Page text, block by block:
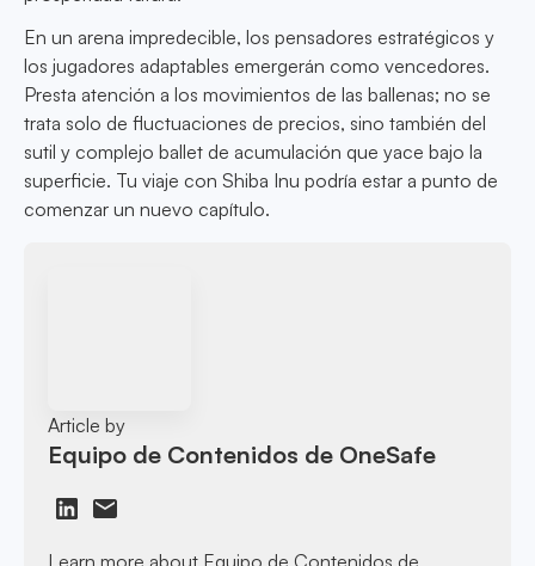
En un arena impredecible, los pensadores estratégicos y
los jugadores adaptables emergerán como vencedores.
Presta atención a los movimientos de las ballenas; no se
trata solo de fluctuaciones de precios, sino también del
sutil y complejo ballet de acumulación que yace bajo la
superficie. Tu viaje con Shiba Inu podría estar a punto de
comenzar un nuevo capítulo.
Article by
Equipo de Contenidos de OneSafe
Learn more about Equipo de Contenidos de